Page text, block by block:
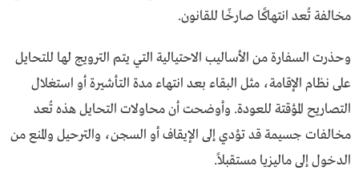
مخالفة تُعد انتهاكًا صارخًا للقانون.
وحذرت السفارة من الأساليب الاحتيالية التي يتم الترويج لها للتحايل
على نظام الإقامة، مثل البقاء بعد انتهاء مدة التأشيرة أو استغلال
التصاريح المؤقتة للعودة. وأوضحت أن محاولات التحايل هذه تُعد
مخالفات جسيمة قد تؤدي إلى الإيقاف أو السجن، والترحيل والمنع من
الدخول إلى ماليزيا مستقبلاً.